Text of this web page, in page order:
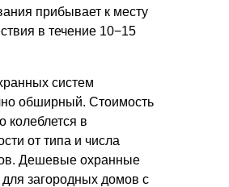
прибывает к месту
в течение 10−15
систем
обширный. Стоимость
колеблется в
от типа и числа
Дешевые охранные
загородных домов с